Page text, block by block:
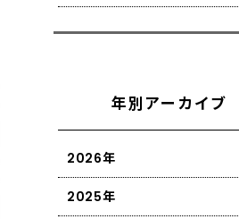
年別アーカイブ
2026年
2025年